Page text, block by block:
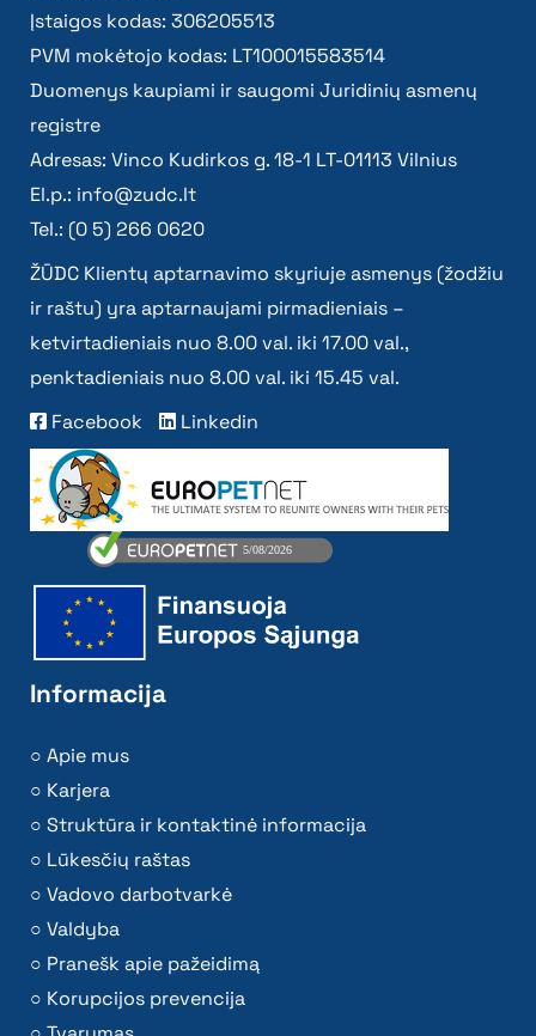
Įstaigos kodas: 306205513
PVM mokėtojo kodas: LT100015583514
Duomenys kaupiami ir saugomi Juridinių asmenų
registre
Adresas: Vinco Kudirkos g. 18-1 LT-01113 Vilnius
El.p.: info@zudc.lt
Tel.: (0 5) 266 0620
ŽŪDC Klientų aptarnavimo skyriuje asmenys (žodžiu
ir raštu) yra aptarnaujami pirmadieniais –
ketvirtadieniais nuo 8.00 val. iki 17.00 val.,
penktadieniais nuo 8.00 val. iki 15.45 val.
Facebook
Linkedin
Informacija
Apie mus
Karjera
Struktūra ir kontaktinė informacija
Lūkesčių raštas
Vadovo darbotvarkė
Valdyba
Pranešk apie pažeidimą
Korupcijos prevencija